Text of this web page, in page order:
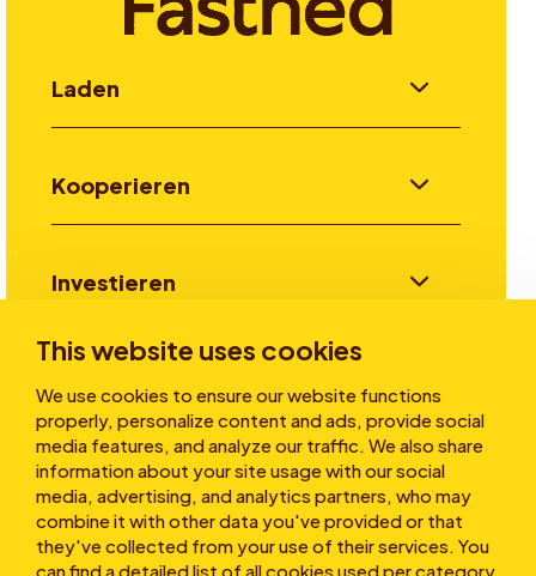
This website uses cookies
We use cookies to ensure our website functions
properly, personalize content and ads, provide social
media features, and analyze our traffic. We also share
information about your site usage with our social
media, advertising, and analytics partners, who may
combine it with other data you've provided or that
they've collected from your use of their services. You
can find a detailed list of all cookies used per category
Laden
Kooperieren
Investieren
Über uns